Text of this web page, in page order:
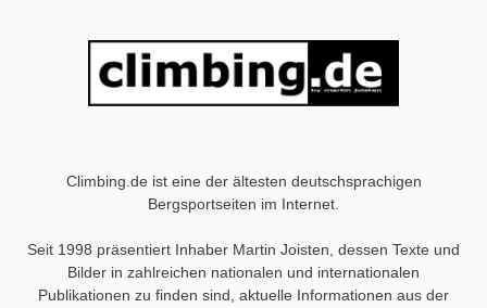
Climbing.de ist eine der ältesten deutschsprachigen
Bergsportseiten im Internet.
Seit 1998 präsentiert Inhaber Martin Joisten, dessen Texte und
Bilder in zahlreichen nationalen und internationalen
Publikationen zu finden sind, aktuelle Informationen aus der